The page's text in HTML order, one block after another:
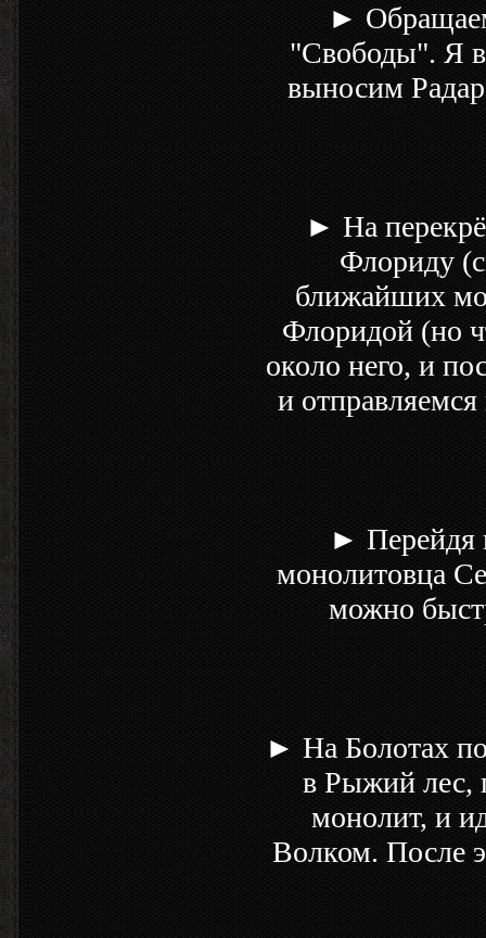
►
"Свободы". Я
выносим
► На
Флориду
ближайших
Флоридой (но
около него, и
и
► Перейдя
монолитовца
можно
► На Болотах
в Рыжий лес,
монолит, и
Волком. После